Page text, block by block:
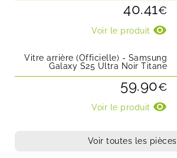
40.41€
Voir le produit visibility
Vitre arrière (Officielle) - Samsung
Galaxy S25 Ultra Noir Titane
59.90€
Voir le produit visibility
Voir toutes les pièces